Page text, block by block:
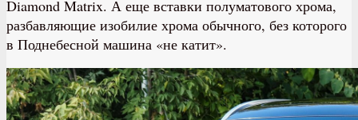
Diamond Matrix. А еще вставки полуматового хрома,
разбавляющие изобилие хрома обычного, без которого
в Поднебесной машина «не катит».